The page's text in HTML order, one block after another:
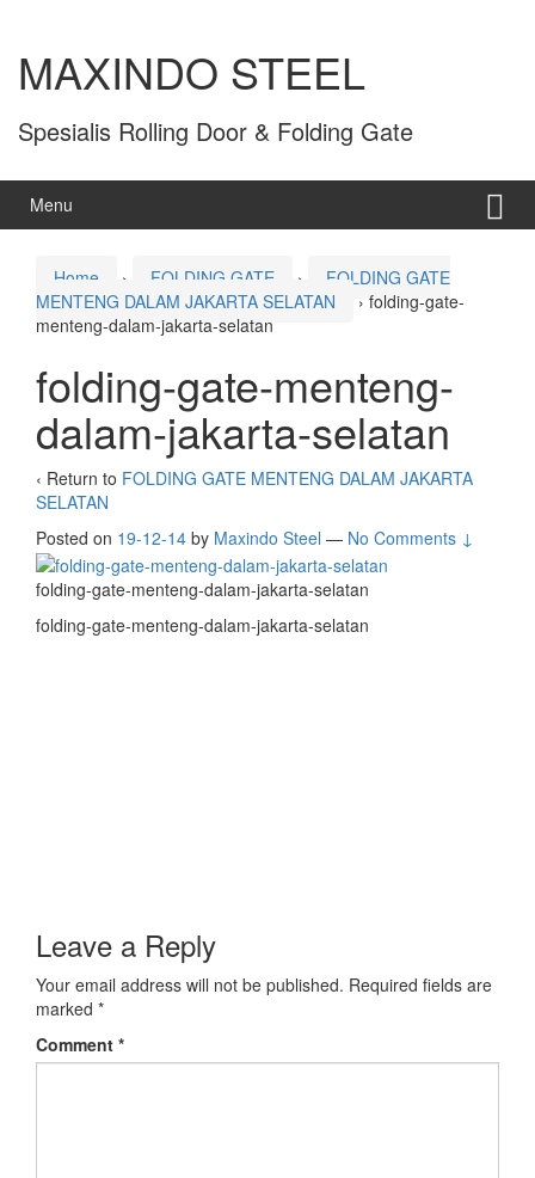
MAXINDO STEEL
Spesialis Rolling Door & Folding Gate
Menu
Home › FOLDING GATE ›
FOLDING GATE
MENTENG DALAM JAKARTA SELATAN
› folding-gate-
menteng-dalam-jakarta-selatan
folding-gate-menteng-
dalam-jakarta-selatan
‹ Return to FOLDING GATE MENTENG DALAM JAKARTA
SELATAN
Posted on 19-12-14 by Maxindo Steel — No Comments ↓
folding-gate-menteng-dalam-jakarta-selatan
folding-gate-menteng-dalam-jakarta-selatan
Leave a Reply
Your email address will not be published. Required fields are
marked *
Comment *